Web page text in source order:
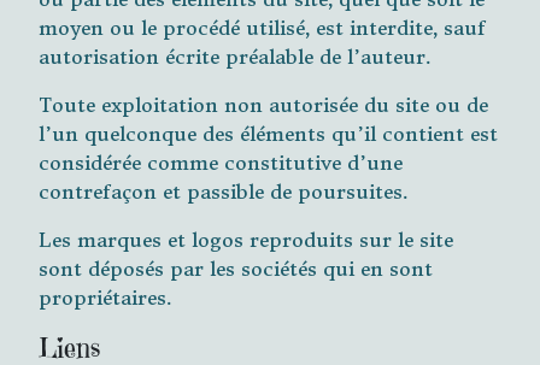
moyen ou le procédé utilisé, est interdite, sauf
autorisation écrite préalable de l’auteur.
Toute exploitation non autorisée du site ou de
l’un quelconque des éléments qu’il contient est
considérée comme constitutive d’une
contrefaçon et passible de poursuites.
Les marques et logos reproduits sur le site
sont déposés par les sociétés qui en sont
propriétaires.
Liens